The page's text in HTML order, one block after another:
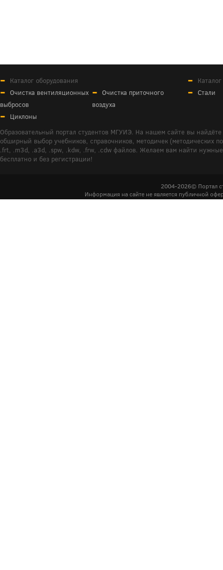
Каталог оборудования
Очистка вентиляционных
выбросов
Очистка приточного
воздуха
Циклоны
Стали
Образовательный портал студентов МГУИЭ. На нашем сайте вы
обширный выбор учебников, справочников, методичек (методических
.frt, .m3d, .a3d, .spw, .kdw, .frw, .cdw файлов. Желаем вам найти
бесплатно и без регистрации!
2004-2026© Портал
Информация на сайте не является публичной